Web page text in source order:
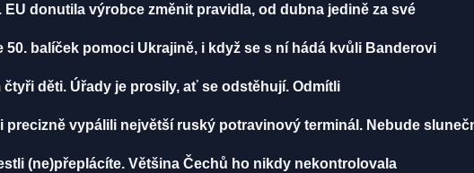
donutila výrobce změnit pravidla, od dubna jedině za své
balíček pomoci Ukrajině, i když se s ní hádá kvůli Banderovi
děti. Úřady je prosily, ať se odstěhují. Odmítli
precizně vypálili největší ruský potravinový terminál. Nebude
(ne)přeplácíte. Většina Čechů ho nikdy nekontrolovala